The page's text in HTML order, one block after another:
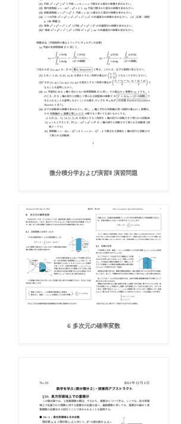
微分積分学および演習Ⅱ 演習問題
6 多次元の確率変数